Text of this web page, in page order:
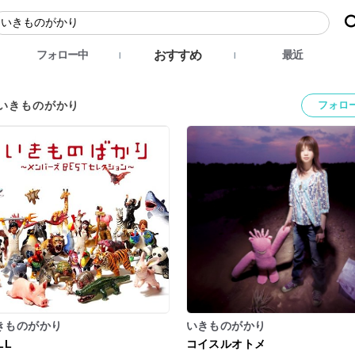
フォロー中 おすすめ 最近
きものがかり フォロ
ものがかり
いきものがかり
コイスルオトメ